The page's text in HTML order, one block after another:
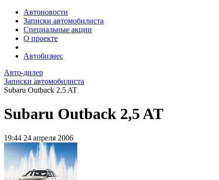
Автоновости
Записки автомобилиста
Специальные акции
О проекте
Автобизнес
Авто-дилер
Записки автомобилиста
Subaru Outback 2,5 AT
Subaru Outback 2,5 AT
19:44 24 апреля 2006